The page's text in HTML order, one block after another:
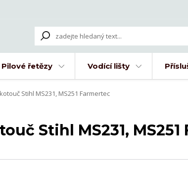
Pilové řetězy Vodící lišty
Stihl MS231, MS251 Farmertec
Stihl MS231, MS251